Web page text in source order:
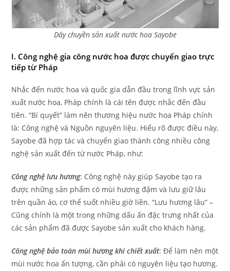
Dây chuyền sản xuất nước hoa Sayobe
I. Công nghệ gia công nước hoa được chuyển giao trực
tiếp từ Pháp
Nhắc đến nước hoa và quốc gia dẫn đầu trong lĩnh vực sản
xuất nước hoa, Pháp chính là cái tên được nhắc đến đầu
tiên. “Bí quyết” làm nên thương hiệu nước hoa Pháp chính
là: Công nghệ và Nguồn nguyên liệu. Hiểu rõ được điều này,
Sayobe đã hợp tác và chuyển giao thành công nhiều công
nghệ sản xuất đến từ nước Pháp, như:
Công nghệ lưu hương: Công nghệ này giúp Sayobe tạo ra
được những sản phẩm có mùi hương đậm và lưu giữ lâu
trên quần áo, cơ thể suốt nhiều giờ liền. “Lưu hương lâu” –
Cũng chính là một trong những dấu ấn đặc trưng nhất của
các sản phẩm đã được Sayobe sản xuất cho khách hàng.
Công nghệ bảo toàn mùi hương khi chiết xuất: Để làm nên một
mùi nước hoa ấn tượng, cần phải có nguyên liệu tạo hương.